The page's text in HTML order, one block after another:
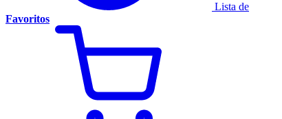
Lista de
Favoritos